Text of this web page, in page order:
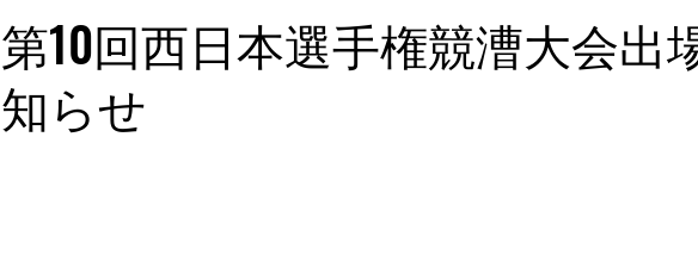
第10回西日本選手権競漕大会出
知らせ